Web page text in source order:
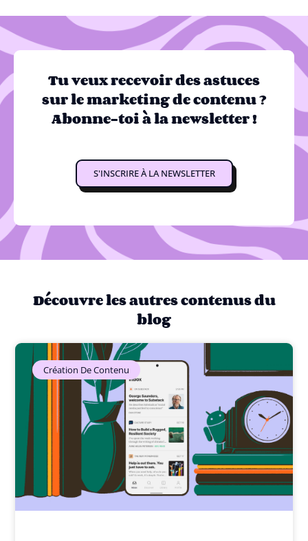
Tu veux recevoir des astuces
sur le marketing de contenu ?
Abonne-toi à la newsletter !
S'INSCRIRE À LA NEWSLETTER
Découvre les autres contenus du
blog
Création De Contenu